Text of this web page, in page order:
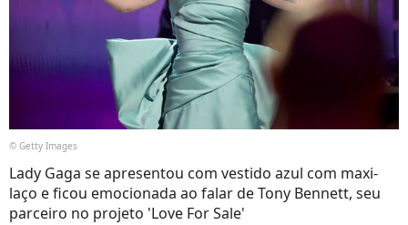
© Getty Images
Lady Gaga se apresentou com vestido azul com maxi-
laço e ficou emocionada ao falar de Tony Bennett, seu
parceiro no projeto 'Love For Sale'